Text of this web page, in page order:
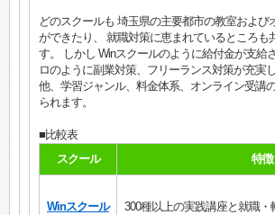
どのスクールも 埼玉県の主要都市の教室および
ができたり、 就職対策に恵まれているところも
す。 しかし Winスクールのように給付金が支給
ロのように副業対策、フリーランス対策が充実
他、学習ジャンル、料金体系、オンライン受講
られます。
■比較表
スクール
特徴
Winスクール 300種以上の実践講座と就職・